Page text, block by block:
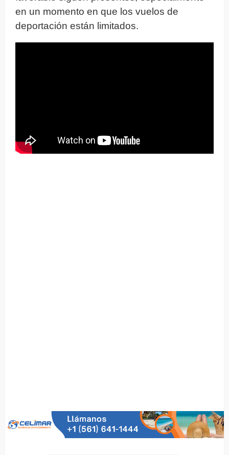
en un momento en que los vuelos de
deportación están limitados.